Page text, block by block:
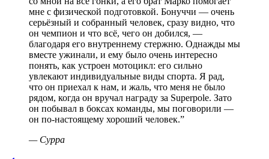
мне с физической подготовкой. Бонуччи — очень
серьёзный и собранный человек, сразу видно, что
он чемпион и что всё, чего он добился, —
благодаря его внутреннему стержню. Однажды мы
вместе ужинали, и ему было очень интересно
понять, как устроен мотоцикл: его сильно
увлекают индивидуальные виды спорта. Я рад,
что он приехал к нам, и жаль, что меня не было
рядом, когда он вручал награду за Superpole. Зато
он побывал в боксах команды, мы поговорили —
он по-настоящему хороший человек.”
— Сурра